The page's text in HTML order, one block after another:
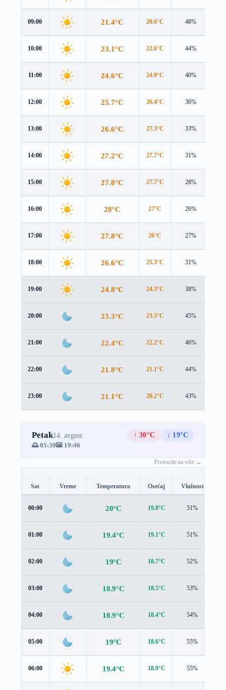
09:00 21.4°C 20.6°C 48%
10:00 23.1°C 22.6°C 44%
11:00 24.6°C 24.9°C 40%
12:00 25.7°C 26.4°C 36%
13:00 26.6°C 27.3°C 33%
14:00 27.2°C 27.7°C 31%
15:00 27.8°C 27.7°C 28%
16:00 28°C 27°C 26%
17:00 27.8°C 26°C 27%
18:00 26.6°C 25.3°C 31%
19:00 24.8°C 24.3°C 38%
20:00 23.3°C 23.3°C 45%
21:00 22.4°C 22.2°C 46%
22:00 21.8°C 21.1°C 44%
23:00 21.1°C 20.2°C 43%
Petak14. avgust ↑ 30°C
↓ 19°C
🌅 05:39🌇 19:46
Prevucite za više →
Sat Vreme Temperatura Osećaj Vlažnost
00:00 20°C 19.8°C 51%
01:00 19.4°C 19.1°C 51%
02:00 19°C 18.7°C 52%
03:00 18.9°C 18.5°C 53%
04:00 18.9°C 18.4°C 54%
05:00 19°C 18.6°C 55%
06:00 19.4°C 18.9°C 55%